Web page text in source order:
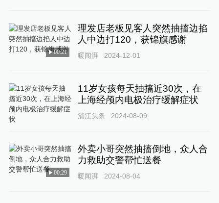
00:21
理发店老板见客人突然抽搐边掐
人中边打120，获锦旗感谢
暖闻湃 2024-12-01
11岁女孩每天抽搐近30次，在
上海经颅内电极治疗缓解症状
浦江头条 2024-08-09
00:29
外卖小哥突然抽搐倒地，众人合
力救助交警帮忙送餐
暖闻湃 2024-08-04